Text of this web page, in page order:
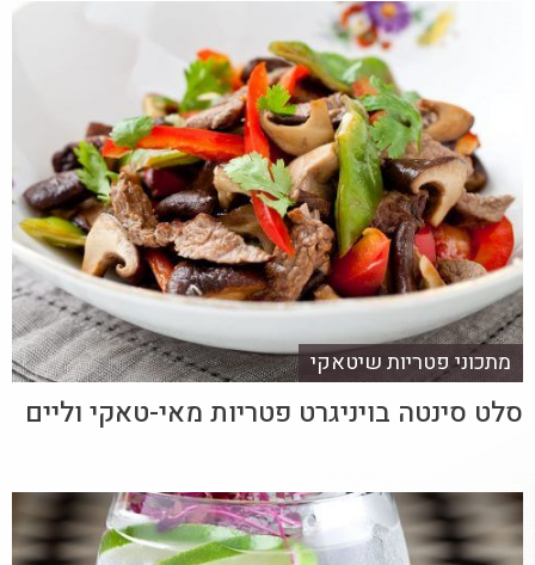
מתכוני פטריות שיטאקי
סלט סינטה בויניגרט פטריות מאי-טאקי וליים